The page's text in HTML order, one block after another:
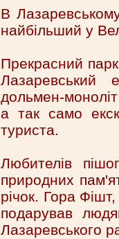
В
найбільший у
Прекрасний
Лазаревський
дольмен-
а так само
туриста.
Любителів
природних
річок. Гора
подарував
Лазаревського